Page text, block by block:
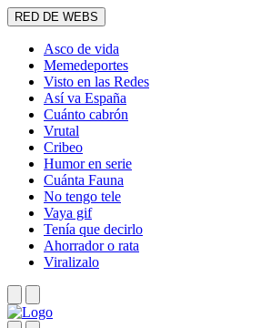
RED DE WEBS
Asco de vida
Memedeportes
Visto en las Redes
Así va España
Cuánto cabrón
Vrutal
Cribeo
Humor en serie
Cuánta Fauna
No tengo tele
Vaya gif
Tenía que decirlo
Ahorrador o rata
Viralizalo